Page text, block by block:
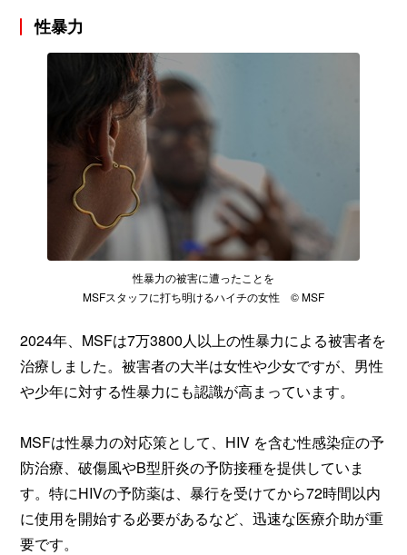
性暴力
性暴力の被害に遭ったことを
MSFスタッフに打ち明けるハイチの女性 © MSF
2024年、MSFは7万3800人以上の性暴力による被害者を
治療しました。被害者の大半は女性や少女ですが、男性
や少年に対する性暴力にも認識が高まっています。
MSFは性暴力の対応策として、HIV を含む性感染症の予
防治療、破傷風やB型肝炎の予防接種を提供していま
す。特にHIVの予防薬は、暴行を受けてから72時間以内
に使用を開始する必要があるなど、迅速な医療介助が重
要です。